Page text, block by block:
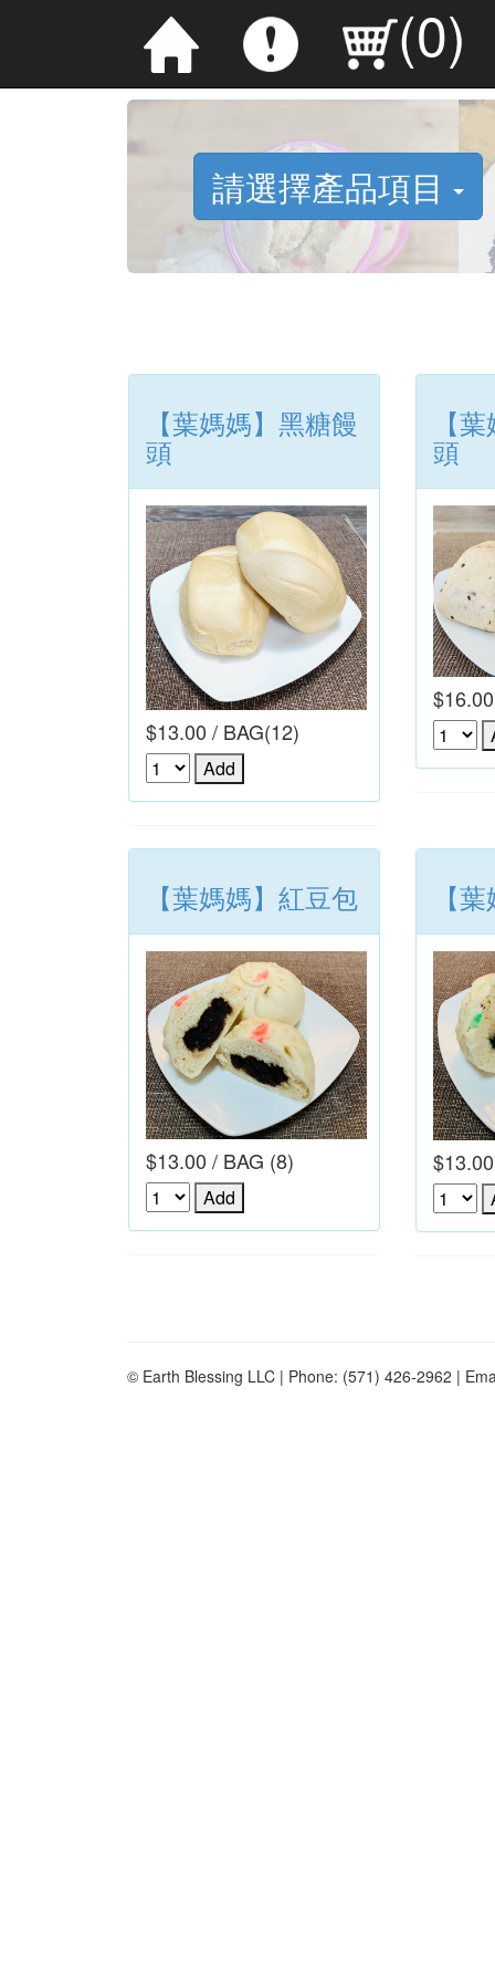
(0)
請選擇產品項目
【葉媽媽】黑糖饅
頭
$13.00 / BAG(12)
【
頭
【葉媽媽】紅豆包
$13.00 / BAG (8)
【
© Earth Blessing LLC | Phone: (571) 426-2962 |